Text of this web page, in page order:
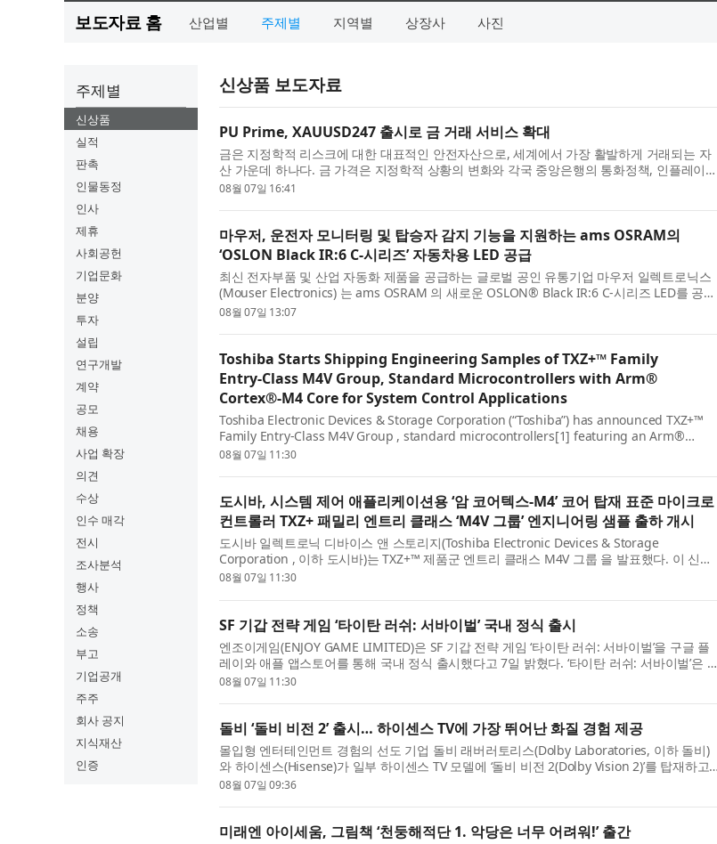
보도자료 홈 산업별 주제별 지역별 상장사 사진
주제별
신상품
실적
판촉
인물동정
인사
제휴
사회공헌
기업문화
분양
투자
설립
연구개발
계약
공모
채용
사업 확장
의견
수상
인수 매각
전시
조사분석
행사
정책
소송
부고
기업공개
주주
회사 공지
지식재산
인증
신상품 보도자료
PU Prime, XAUUSD247 출시로 금 거래 서비스 확대
금은 지정학적 리스크에 대한 대표적인 안전자산으로, 세계에서 가장 활발하게 거래되는 자
산 가운데 하나다. 금 가격은 지정학적 상황의 변화와 각국 중앙은행의 통화정책, 인플레이션
전망, 투자심리 변화 등에 민감하게 반응하며 빠르게 움직이고 있다. 이에 투자...
08월 07일 16:41
마우저, 운전자 모니터링 및 탑승자 감지 기능을 지원하는 ams OSRAM의
‘OSLON Black IR:6 C-시리즈’ 자동차용 LED 공급
최신 전자부품 및 산업 자동화 제품을 공급하는 글로벌 공인 유통기업 마우저 일렉트로닉스
(Mouser Electronics) 는 ams OSRAM 의 새로운 OSLON® Black IR:6 C-시리즈 LED를 공급
한다고 밝혔다. OSLON Black IR:6 LED 는 운전자 및 탑승자 모니터링과 탑승 감지 등 ...
08월 07일 13:07
Toshiba Starts Shipping Engineering Samples of TXZ+™ Family
Entry‑Class M4V Group, Standard Microcontrollers with Arm®
Cortex®‑M4 Core for System Control Applications
Toshiba Electronic Devices & Storage Corporation (“Toshiba”) has announced TXZ+™
Family Entry-Class M4V Group , standard microcontrollers[1] featuring an Arm®
Cortex®-M4 core with a floating-point unit (FPU), that enhance security and data
08월 07일 11:30
도시바, 시스템 제어 애플리케이션용 ‘암 코어텍스-M4’ 코어 탑재 표준 마이크로
컨트롤러 TXZ+ 패밀리 엔트리 클래스 ‘M4V 그룹’ 엔지니어링 샘플 출하 개시
도시바 일렉트로닉 디바이스 앤 스토리지(Toshiba Electronic Devices & Storage
Corporation , 이하 도시바)는 TXZ+™ 제품군 엔트리 클래스 M4V 그룹 을 발표했다. 이 신제
품은 부동소수점 장치(FPU)를 갖춘 암 코어텍스-M4(Arm® Cortex®-M4) 코어를 탑재해 IoT
08월 07일 11:30
SF 기갑 전략 게임 ‘타이탄 러쉬: 서바이벌’ 국내 정식 출시
엔조이게임(ENJOY GAME LIMITED)은 SF 기갑 전략 게임 ‘타이탄 러쉬: 서바이벌’을 구글 플
레이와 애플 앱스토어를 통해 국내 정식 출시했다고 7일 밝혔다. ‘타이탄 러쉬: 서바이벌’은 전
용 기갑 제작과 직접 조종, 미녀 지휘관 모집, 피난처 운영 등을 결합한 SF 기...
08월 07일 11:30
돌비 ‘돌비 비전 2’ 출시… 하이센스 TV에 가장 뛰어난 화질 경험 제공
몰입형 엔터테인먼트 경험의 선도 기업 돌비 래버러토리스(Dolby Laboratories, 이하 돌비)
와 하이센스(Hisense)가 일부 하이센스 TV 모델에 ‘돌비 비전 2(Dolby Vision 2)’를 탑재하고,
향후 펌웨어 업데이트를 통해 더 많은 모델에 확대 적용할 계획이라고 밝혔다....
08월 07일 09:36
미래엔 아이세움, 그림책 ‘천둥해적단 1. 악당은 너무 어려워!’ 출간